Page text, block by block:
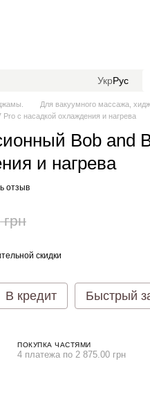
УкрРус
Для вакуумного массажа,
с насадкой охлаждения и нагрева
Bob and
и нагрева
отзыв
скидки
В кредит Быстрый
ПОКУПКА ЧАСТЯМИ
4 платежа по 2 875.00 грн